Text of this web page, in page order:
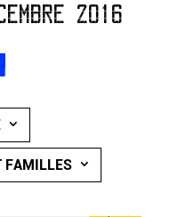
2016
FAMILLES